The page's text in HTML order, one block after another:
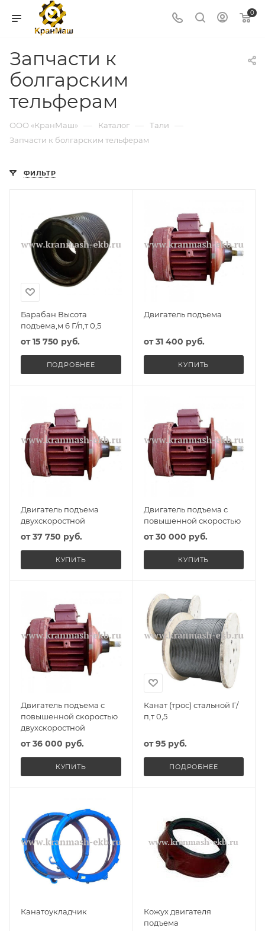
0
Запчасти к
болгарским
тельферам
ООО «КранМаш» — Каталог — Тали —
Запчасти к болгарским тельферам
ФИЛЬТР
Барабан Высота
подъема,м 6 Г/п,т 0,5
от15 750 руб.
ПОДРОБНЕЕ
Двигатель подъема
от31 400 руб.
КУПИТЬ
Двигатель подъема
двухскоростной
от37 750 руб.
КУПИТЬ
Двигатель подъема с
повышенной скоростью
от30 000 руб.
КУПИТЬ
Двигатель подъема с
повышенной скоростью
двухскоростной
от36 000 руб.
КУПИТЬ
Канат (трос) стальной Г/
п,т 0,5
от95 руб.
ПОДРОБНЕЕ
Канатоукладчик
Кожух двигателя
подъема